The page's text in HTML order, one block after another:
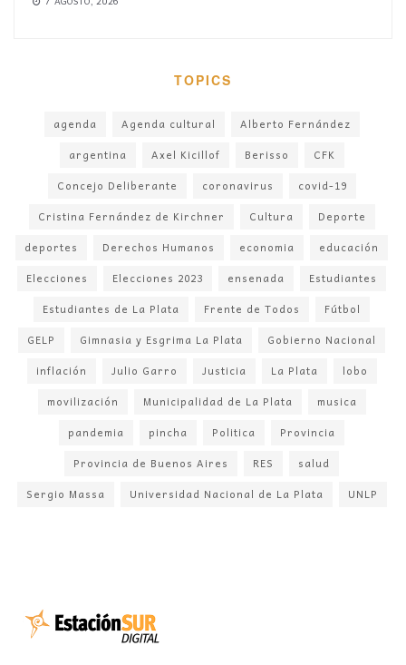
TOPICS
agenda Agenda cultural
Alberto Fernández
argentina
Axel Kicillof Berisso
CFK
Concejo Deliberante
coronavirus
covid-19
Cristina Fernández de Kirchner
Cultura
Deporte
deportes
Derechos Humanos economia
educación
Elecciones
Elecciones 2023 ensenada
Estudiantes
Estudiantes de La Plata
Frente de Todos
Fútbol
GELP
Gimnasia y Esgrima La Plata
Gobierno Nacional
inflación
Julio Garro Justicia La Plata
lobo
movilización
Municipalidad de La Plata
musica
pandemia
pincha Politica
Provincia
Provincia de Buenos Aires
RES
salud
Sergio Massa
Universidad Nacional de La Plata UNLP